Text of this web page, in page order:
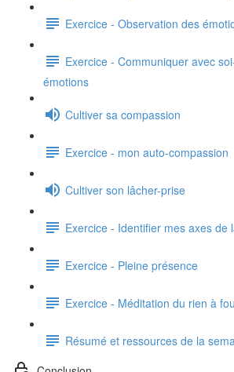
Exercice - Observation des
Exercice - Communiquer avec
émotions
Cultiver sa compassion
Exercice - mon auto-compassion
Cultiver son lâcher-prise
Exercice - Identifier mes axes de
Exercice - Pleine présence
Exercice - Méditation du rien à
Résumé et ressources de la